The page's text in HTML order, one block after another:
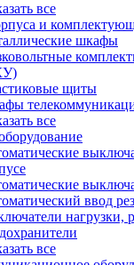
все
и
шкафы
щиты
все
ввод
нагрузки,
все